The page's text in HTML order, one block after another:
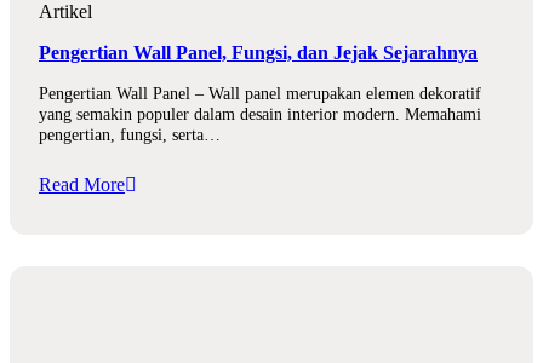
Artikel
Pengertian Wall Panel, Fungsi, dan Jejak Sejarahnya
Pengertian Wall Panel – Wall panel merupakan elemen dekoratif
yang semakin populer dalam desain interior modern. Memahami
pengertian, fungsi, serta…
Read More